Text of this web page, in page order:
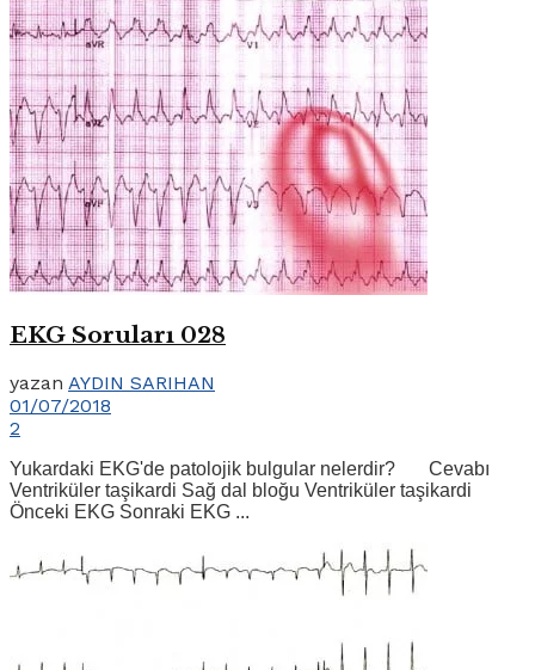
EKG Soruları 028
yazan AYDIN SARIHAN
01/07/2018
2
Yukardaki EKG'de patolojik bulgular nelerdir? Cevabı
Ventriküler taşikardi Sağ dal bloğu Ventriküler taşikardi
Önceki EKG Sonraki EKG ...